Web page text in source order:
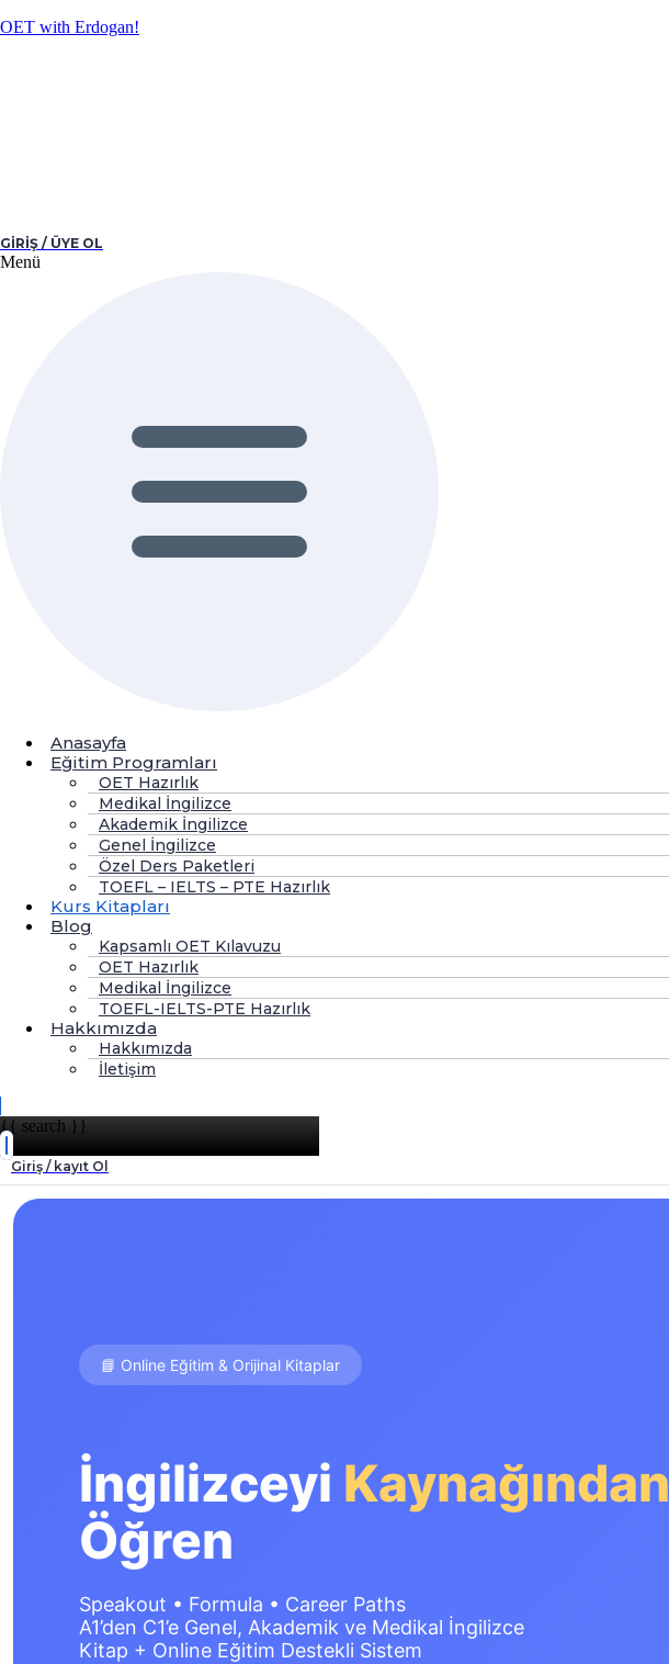
OET with Erdogan!
GIRIŞ / ÜYE OL
Menü
Anasayfa
Eğitim Programları
OET Hazırlık
Medikal İngilizce
Akademik İngilizce
Genel İngilizce
Özel Ders Paketleri
TOEFL – IELTS – PTE Hazırlık
Kurs Kitapları
Blog
Kapsamlı OET Kılavuzu
OET Hazırlık
Medikal İngilizce
TOEFL-IELTS-PTE Hazırlık
Hakkımızda
Hakkımızda
İletişim
{{ search }}
Giriş / kayıt Ol
📘 Online Eğitim & Orijinal Kitaplar
İngilizceyi Kaynağından
Öğren
Speakout • Formula • Career Paths
A1’den C1’e Genel, Akademik ve Medikal İngilizce
Kitap + Online Eğitim Destekli Sistem